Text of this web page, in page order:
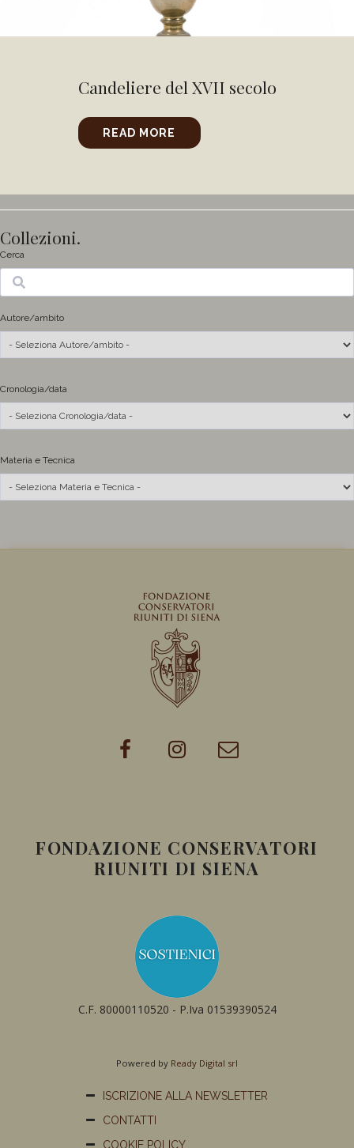
Candeliere del XVII secolo
READ MORE
Collezioni.
Cerca
Ricerca
Autore/ambito
Cronologia/data
Materia e Tecnica
FONDAZIONE CONSERVATORI
RIUNITI DI SIENA
C.F. 80000110520 - P.Iva 01539390524
Powered by Ready Digital srl
ISCRIZIONE ALLA NEWSLETTER
CONTATTI
COOKIE POLICY